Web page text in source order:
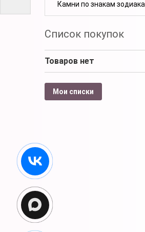
Камни по знакам зодиака
Список покупок
Товаров нет
Мои списки